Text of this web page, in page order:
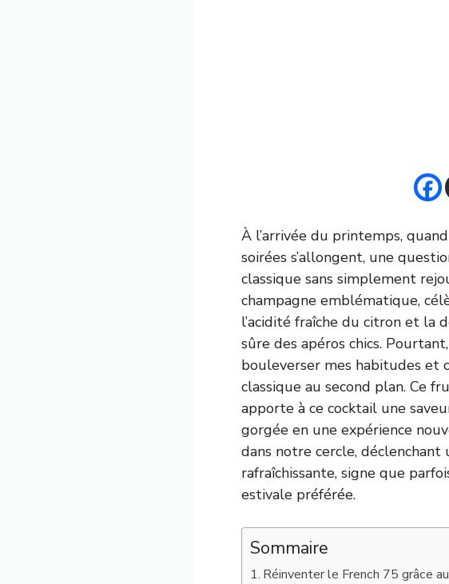
À l’arrivée du printemps,
soirées s’allongent, une
classique sans simplement
champagne emblématique,
l’acidité fraîche du citron et la
sûre des apéros chics.
bouleverser mes habitudes et
classique au second plan. Ce
apporte à ce cocktail une
gorgée en une expérience
dans notre cercle,
rafraîchissante, signe que
estivale préférée.
Sommaire
Réinventer le French 75 grâce